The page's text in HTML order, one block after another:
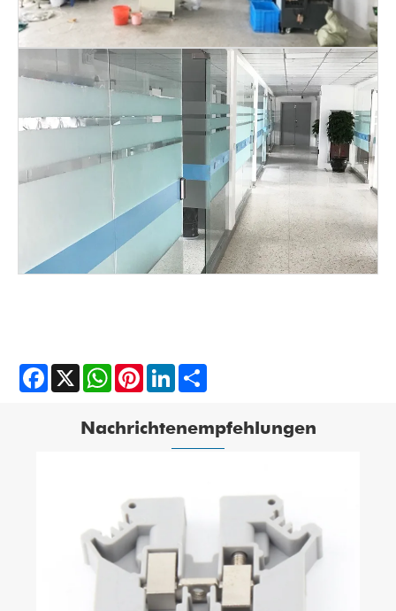
Facebook
X WhatsAppPinterestLinkedIn
Nachrichtenempfehlungen